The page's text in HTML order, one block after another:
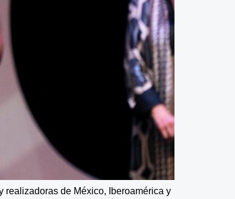
realizadoras de México, Iberoamérica y